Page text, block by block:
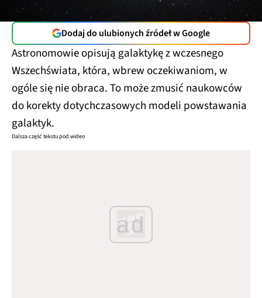
Dodaj do ulubionych źródeł w Google
Astronomowie opisują galaktykę z wczesnego
Wszechświata, która, wbrew oczekiwaniom, w
ogóle się nie obraca. To może zmusić naukowców
do korekty dotychczasowych modeli powstawania
galaktyk.
Dalsza część tekstu pod wideo
ad